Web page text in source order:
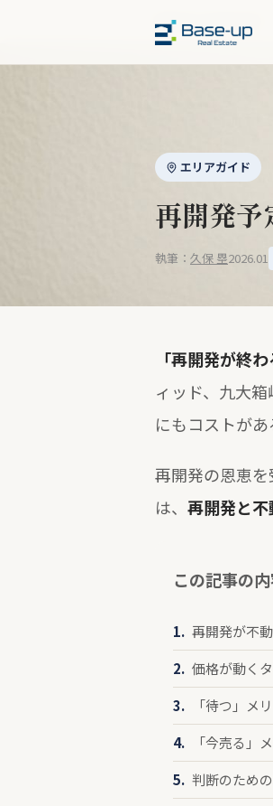
福岡市の不動産売却
エリアガイド
再開発
執筆： 久保 塁2026.01
「再開発が終
ィッド、九大箱
にもコストがあ
再開発の恩恵
は、 再開発と
この記事の
再開発が不
価格が動く
「待つ」メ
「今売る」
判断のため